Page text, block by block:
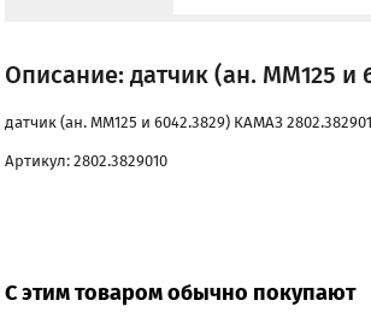
Описание: датчик (ан. ММ125 и
датчик (ан. ММ125 и 6042.3829) КАМАЗ
Артикул: 2802.3829010
С этим товаром обычно покупают